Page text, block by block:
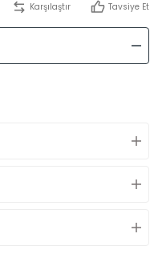
Karşılaştır Tavsiye Et